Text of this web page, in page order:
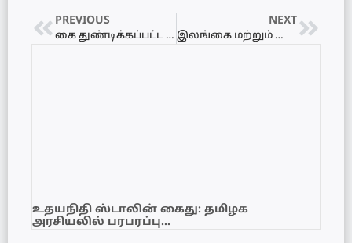
PREVIOUS
கை துண்டிக்கப்பட்ட வைசாலிக்கு நீதி வேண்டி யாழ்ப்பாணம் போதனா வைத்தியசாலைக்கு முன்பாக போராட்டம்!
NEXT
இலங்கை மற்றும் மாலைதீவுக்கான கனடாவின் அரசியல் மற்றும் வர்த்தகத்திற்கான ஆலோசகர் டானியல் வூட் யாழ்ப்பாணம் வருகை
உதயநிதி ஸ்டாலின் கைது: தமிழக
அரசியலில் பரபரப்பு…